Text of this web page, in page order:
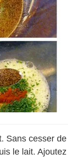
Sans cesser de
le lait. Ajoutez